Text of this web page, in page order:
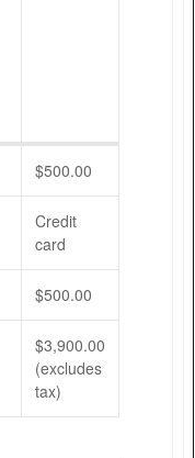
$500.00
Credit
card
$500.00
$3,900.00
(excludes
tax)